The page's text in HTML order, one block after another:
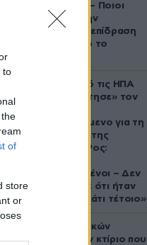
to
of
store
or
ανατροπές – Ποιοι
δέχονται την
ευεργετική επίδραση
του Δία από το
Ζευγάρι από τις ΗΠΑ
που «υιοθέτησε» τον
κατηγορούμενο για τη
δολοφονία της
Ελίζαμπεθ Ρος:
συντετριμμένοι – Δεν
έδειξε ποτέ ότι ήταν
ικανός για κάτι τέτοιο»
Το φαραωνικών
διαστάσεων κτίριο που